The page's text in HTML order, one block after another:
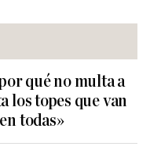
qué no multa a
los topes que van
todas»